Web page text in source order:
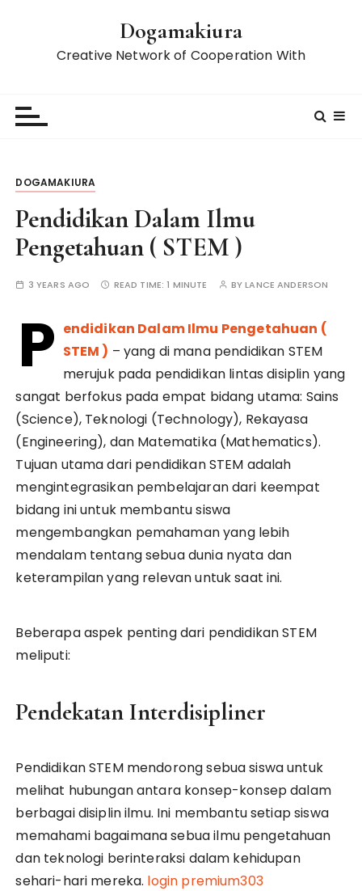
Dogamakiura
Creative Network of Cooperation With
DOGAMAKIURA
Pendidikan Dalam Ilmu
Pengetahuan ( STEM )
3 YEARS AGO READ TIME:1 MINUTE BYLANCE ANDERSON
P endidikan Dalam Ilmu Pengetahuan (
STEM ) – yang di mana pendidikan STEM
merujuk pada pendidikan lintas disiplin yang
sangat berfokus pada empat bidang utama: Sains
(Science), Teknologi (Technology), Rekayasa
(Engineering), dan Matematika (Mathematics).
Tujuan utama dari pendidikan STEM adalah
mengintegrasikan pembelajaran dari keempat
bidang ini untuk membantu siswa
mengembangkan pemahaman yang lebih
mendalam tentang sebua dunia nyata dan
keterampilan yang relevan untuk saat ini.
Beberapa aspek penting dari pendidikan STEM
meliputi:
Pendekatan Interdisipliner
Pendidikan STEM mendorong sebua siswa untuk
melihat hubungan antara konsep-konsep dalam
berbagai disiplin ilmu. Ini membantu setiap siswa
memahami bagaimana sebua ilmu pengetahuan
dan teknologi berinteraksi dalam kehidupan
sehari-hari mereka. login premium303